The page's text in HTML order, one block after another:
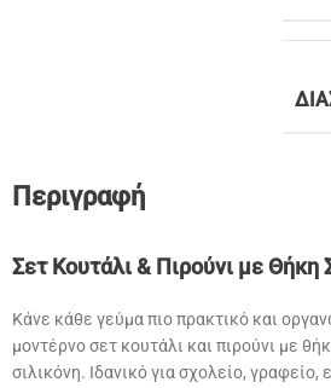
Περιγραφή
Σετ Κουτάλι & Πιρούνι με Θήκη
Κάνε κάθε γεύμα πιο πρακτικό και
μοντέρνο σετ κουτάλι και πιρούνι με
σιλικόνη. Ιδανικό για σχολείο,